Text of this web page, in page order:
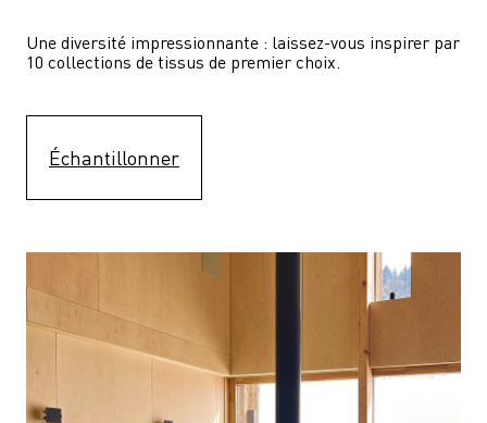
Une diversité impressionnante : laissez-vous inspirer par
10 collections de tissus de premier choix.
Échantillonner